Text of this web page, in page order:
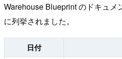
Warehouse Blueprint のドキュメ
に列挙されました。
日付